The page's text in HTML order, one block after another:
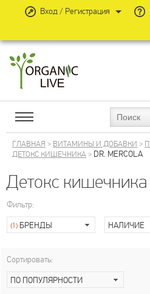
ГЛАВНАЯ > ВИТАМИНЫ И ДОБАВКИ >
ДЕТОКС КИШЕЧНИКА> DR. MERCOLA
Детокс кишечника
Фильтр:
(1) БРЕНДЫ НАЛИЧИЕ
Сортировать:
ПО ПОПУЛЯРНОСТИ
Вход / Регистрация